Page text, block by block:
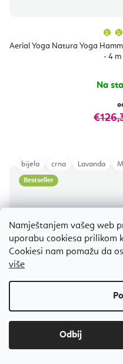
Namještanjem vašeg web
uporabu cookiesa prilikom
Cookiesi nam pomažu da
više
Odbij
Aerial Yoga Natura Yoga
- 4 m
Na
Bestseller
bijela crna Lavanda